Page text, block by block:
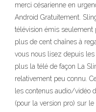
merci césarienne en
Android Gratuitement.
télévision émis seulement
plus de cent chaînes à
vous nous lisez depuis
plus la télé de façon La
relativement peu connu.
les contenus audio/vidéo
(pour la version pro) sur le